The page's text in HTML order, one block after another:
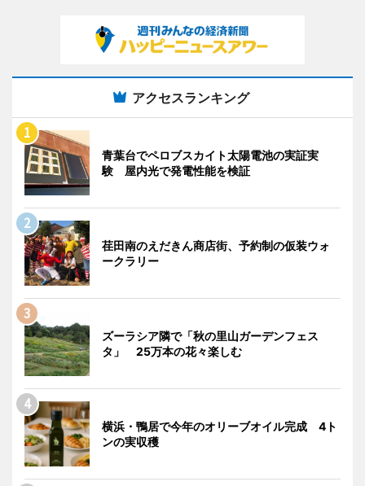
アクセスランキング
青葉台でペロブスカイト太陽電池の実証実
験 屋内光で発電性能を検証
荏田南のえだきん商店街、予約制の仮装ウォ
ークラリー
ズーラシア隣で「秋の里山ガーデンフェス
タ」 25万本の花々楽しむ
横浜・鴨居で今年のオリーブオイル完成 4ト
ンの実収穫